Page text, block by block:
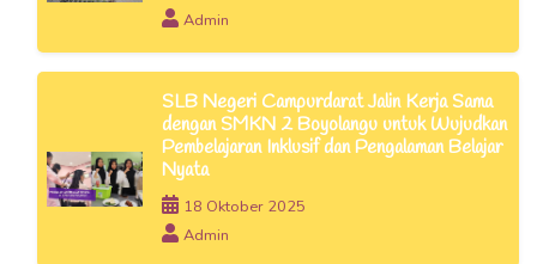
Admin
SLB Negeri Campurdarat Jalin Kerja Sama
dengan SMKN 2 Boyolangu untuk Wujudkan
Pembelajaran Inklusif dan Pengalaman Belajar
Nyata
18 Oktober 2025
Admin